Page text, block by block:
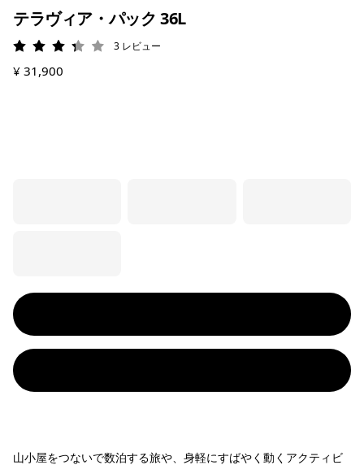
テラヴィア・パック 36L
評価: 3.3 / 5
3 レビュー
¥ 31,900
山小屋をつないで数泊する旅や、身軽にすばやく動くアクティビ